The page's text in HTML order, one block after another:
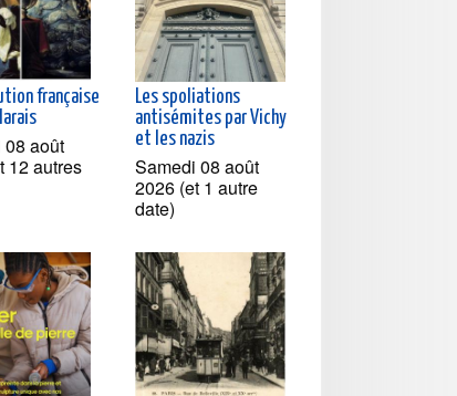
française
août
12 autres
Les spoliations
antisémites par Vichy
et les nazis
Samedi 08 août
2026 (et 1 autre
date)